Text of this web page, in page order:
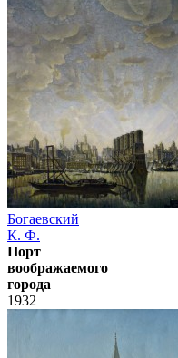
Богаевский
К. Ф.
Порт
воображаемого
города
1932